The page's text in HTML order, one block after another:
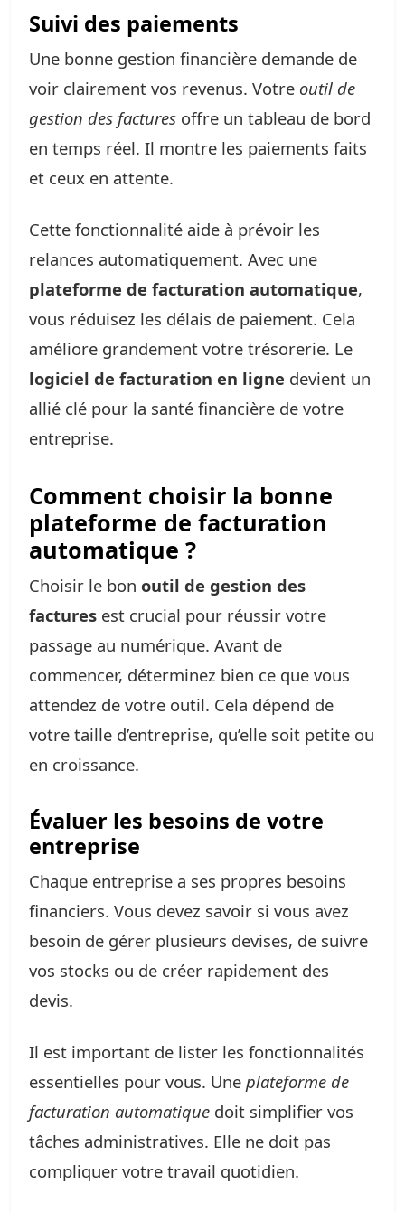
Suivi des paiements
Une bonne gestion financière demande de
voir clairement vos revenus. Votre outil de
gestion des factures offre un tableau de bord
en temps réel. Il montre les paiements faits
et ceux en attente.
Cette fonctionnalité aide à prévoir les
relances automatiquement. Avec une
plateforme de facturation automatique,
vous réduisez les délais de paiement. Cela
améliore grandement votre trésorerie. Le
logiciel de facturation en ligne devient un
allié clé pour la santé financière de votre
entreprise.
Comment choisir la bonne
plateforme de facturation
automatique ?
Choisir le bon outil de gestion des
factures est crucial pour réussir votre
passage au numérique. Avant de
commencer, déterminez bien ce que vous
attendez de votre outil. Cela dépend de
votre taille d’entreprise, qu’elle soit petite ou
en croissance.
Évaluer les besoins de votre
entreprise
Chaque entreprise a ses propres besoins
financiers. Vous devez savoir si vous avez
besoin de gérer plusieurs devises, de suivre
vos stocks ou de créer rapidement des
devis.
Il est important de lister les fonctionnalités
essentielles pour vous. Une plateforme de
facturation automatique doit simplifier vos
tâches administratives. Elle ne doit pas
compliquer votre travail quotidien.